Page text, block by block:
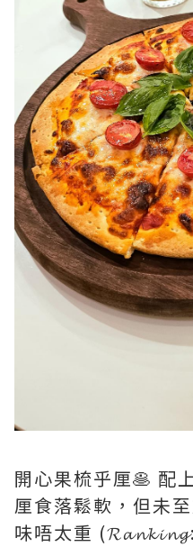
開心果梳乎厘🥞 配
厘食落鬆軟，但未
味唔太重